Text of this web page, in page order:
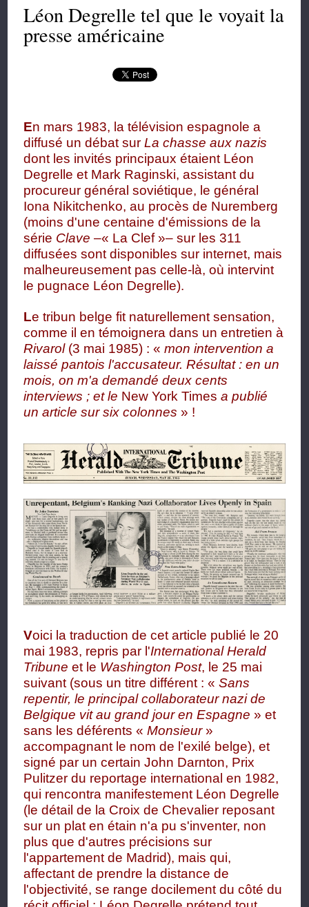
Léon Degrelle tel que le voyait la
presse américaine
En mars 1983, la télévision espagnole a
diffusé un débat surLa chasse aux nazis
dont les invités principaux étaient Léon
Degrelle et Mark Raginski, assistant du
procureur général soviétique, le général
Iona Nikitchenko,au procès de Nuremberg
(moins d'une centaine d'émissions de la
série Clave –« La Clef »– sur les 311
diffusées sont disponibles sur internet, mais
malheureusement pas celle-là, où intervint
le pugnace Léon Degrelle).
Le tribun belge fit naturellement sensation,
comme il en témoignera dans un entretien à
Rivarol(3 mai 1985) : « mon intervention a
laissé pantois l'accusateur. Résultat : en un
mois, on m'a demandé deux cents
interviews ; et le New York Times a publié
un article sur six colonnes » !
Voici la traduction de cet article publié le 20
mai 1983, repris par l'International Herald
Tribune et le Washington Post, le 25 mai
suivant (sous un titre différent : «Sans
repentir, le principal collaborateur nazi de
Belgique vit au grand jour en Espagne » et
sans les déférents « Monsieur»
accompagnant le nom de l'exilé belge), et
signé par un certain John Darnton, Prix
Pulitzer du reportage international en 1982,
qui rencontra manifestement Léon Degrelle
(le détail de la Croix de Chevalier reposant
sur un plat en étain n'a pu s'inventer, non
plus que d'autres précisions sur
l'appartement de Madrid), mais qui,
affectant de prendre la distance de
l'objectivité, se range docilement du côté du